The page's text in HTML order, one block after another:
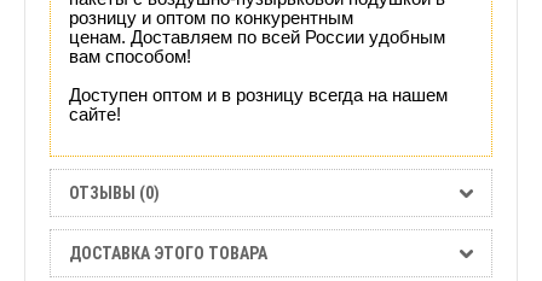
розницу и оптом по конкурентным
ценам. Доставляем по всей России удобным
вам способом!
Доступен оптом и в розницу всегда на нашем
сайте!
ОТЗЫВЫ (0)
ДОСТАВКА ЭТОГО ТОВАРА